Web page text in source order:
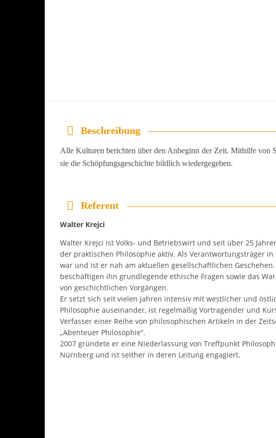
Beschreibung
Alle Kulturen berichten über den Anbeginn der Zeit. Mithilfe von
sie die Schöpfungsgeschichte bildlich wiedergegeben.
Referent
Walter Krejci
Walter Krejci ist Volks- und Betriebswirt und seit über 25
der praktischen Philosophie aktiv. Als Verantwortungsträger
war und ist er nah am aktuellen gesellschaftlichen
beschäftigen ihn grundlegende ethische Fragen sowie das
von geschichtlichen Vorgängen.
Er setzt sich seit vielen Jahren intensiv mit westlicher und
Philosophie auseinander, ist regelmäßig Vortragender und
Verfasser einer Reihe von philosophischen Artikeln in der
„Abenteuer Philosophie“.
2007 gründete er eine Niederlassung von Treffpunkt
Nürnberg und ist seither in deren Leitung engagiert.